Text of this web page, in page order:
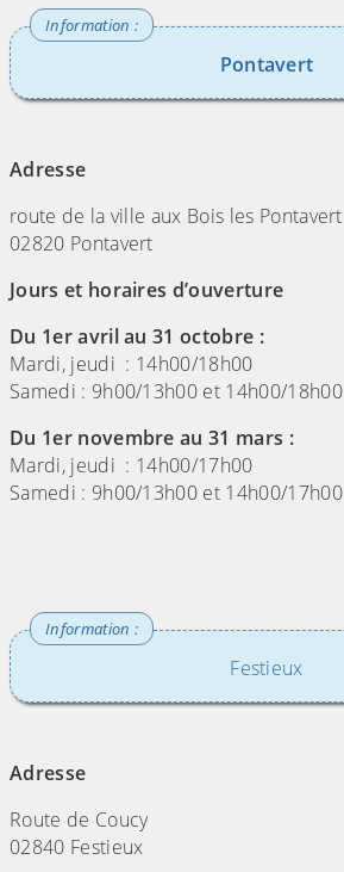
Pontavert
Adresse
route de la ville aux Bois les Pontavert
02820 Pontavert
Jours et horaires d’ouverture
Du 1er avril au 31 octobre :
Mardi, jeudi : 14h00/18h00
Samedi : 9h00/13h00 et 14h00/18h00
Du 1er novembre au 31 mars :
Mardi, jeudi : 14h00/17h00
Samedi : 9h00/13h00 et 14h00/17h00
Festieux
Adresse
Route de Coucy
02840 Festieux